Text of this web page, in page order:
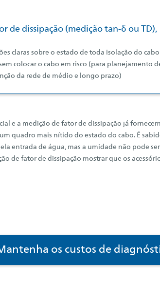
de dissipação (medição tan-δ ou TD),
claras sobre o estado de toda isolação do cabo
colocar o cabo em risco (para planejamento
da rede de médio e longo prazo)
e a medição de fator de dissipação já
quadro mais nítido do estado do cabo. É
entrada de água, mas a umidade não pode
de fator de dissipação mostrar que os
os custos de